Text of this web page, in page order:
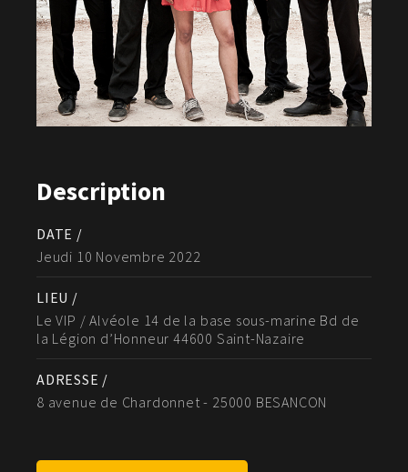
Description
DATE /
Jeudi 10 Novembre 2022
LIEU /
Le VIP / Alvéole 14 de la base sous-marine Bd de
la Légion d’Honneur 44600 Saint-Nazaire
ADRESSE /
8 avenue de Chardonnet - 25000 BESANCON